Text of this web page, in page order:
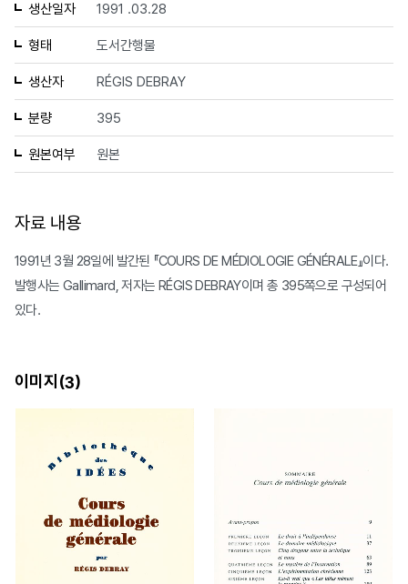
생산일자 1991 .03.28
형태 도서간행물
생산자 RÉGIS DEBRAY
분량 395
원본여부 원본
자료 내용
1991년 3월 28일에 발간된 『COURS DE MÉDIOLOGIE GÉNÉRALE』이다.
발행사는 Gallimard, 저자는 RÉGIS DEBRAY이며 총 395쪽으로 구성되어
있다.
이미지(3)